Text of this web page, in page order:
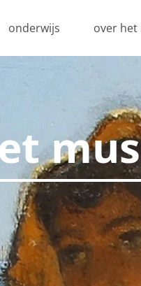
onderwijs over het